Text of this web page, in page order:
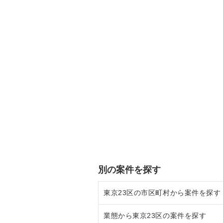
別の案件を探す
東京23区の市区町村から案件を探す
目黒区の飲食店の居抜き売却物件
業態から東京23区の案件を探す